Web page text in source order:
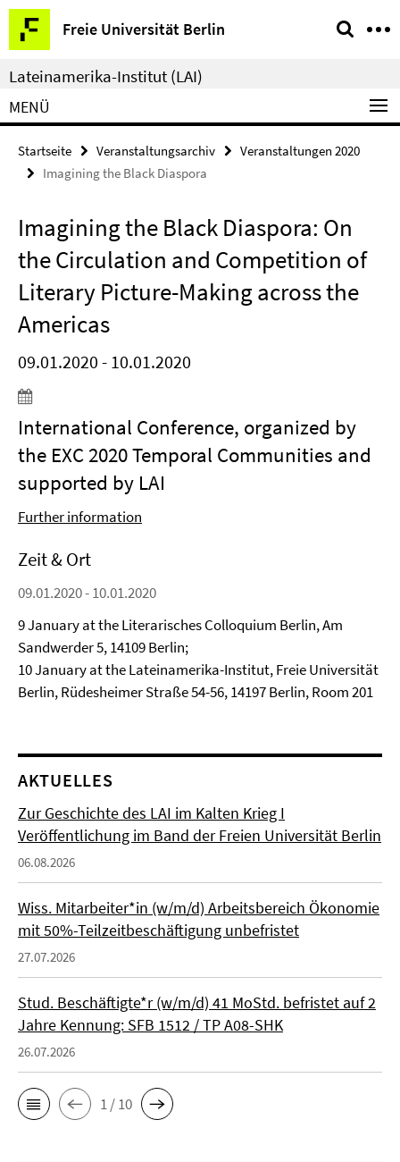
Springe
direkt
zu
Inhalt
Freie Universität Berlin
Service-
Navigation
Lateinamerika-Institut (LAI)
MENÜ
Startseite Veranstaltungsarchiv
Veranstaltungen 2020
Imagining the Black Diaspora
Imagining the Black Diaspora: On
the Circulation and Competition of
Literary Picture-Making across the
Americas
09.01.2020 - 10.01.2020
International Conference, organized by
the EXC 2020 Temporal Communities and
supported by LAI
Further information
Zeit & Ort
09.01.2020 - 10.01.2020
9 January at the Literarisches Colloquium Berlin, Am
Sandwerder 5, 14109 Berlin;
10 January at the Lateinamerika-Institut, Freie Universität
Berlin, Rüdesheimer Straße 54-56, 14197 Berlin, Room 201
AKTUELLES
Zur Geschichte des LAI im Kalten Krieg I
Veröffentlichung im Band der Freien Universität Berlin
06.08.2026
Wiss. Mitarbeiter*in (w/m/d) Arbeitsbereich Ökonomie
mit 50%-Teilzeitbeschäftigung unbefristet
27.07.2026
Stud. Beschäftigte*r (w/m/d) 41 MoStd. befristet auf 2
Jahre Kennung: SFB 1512 / TP A08-SHK
26.07.2026
1 / 10